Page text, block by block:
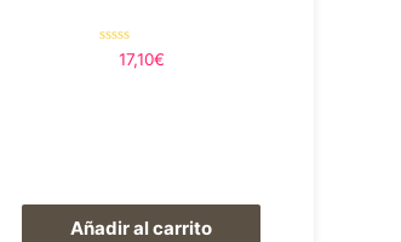
Valorado
17,10€
Añadir al carrito